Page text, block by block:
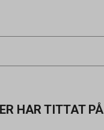
HAR TITTAT PÅ